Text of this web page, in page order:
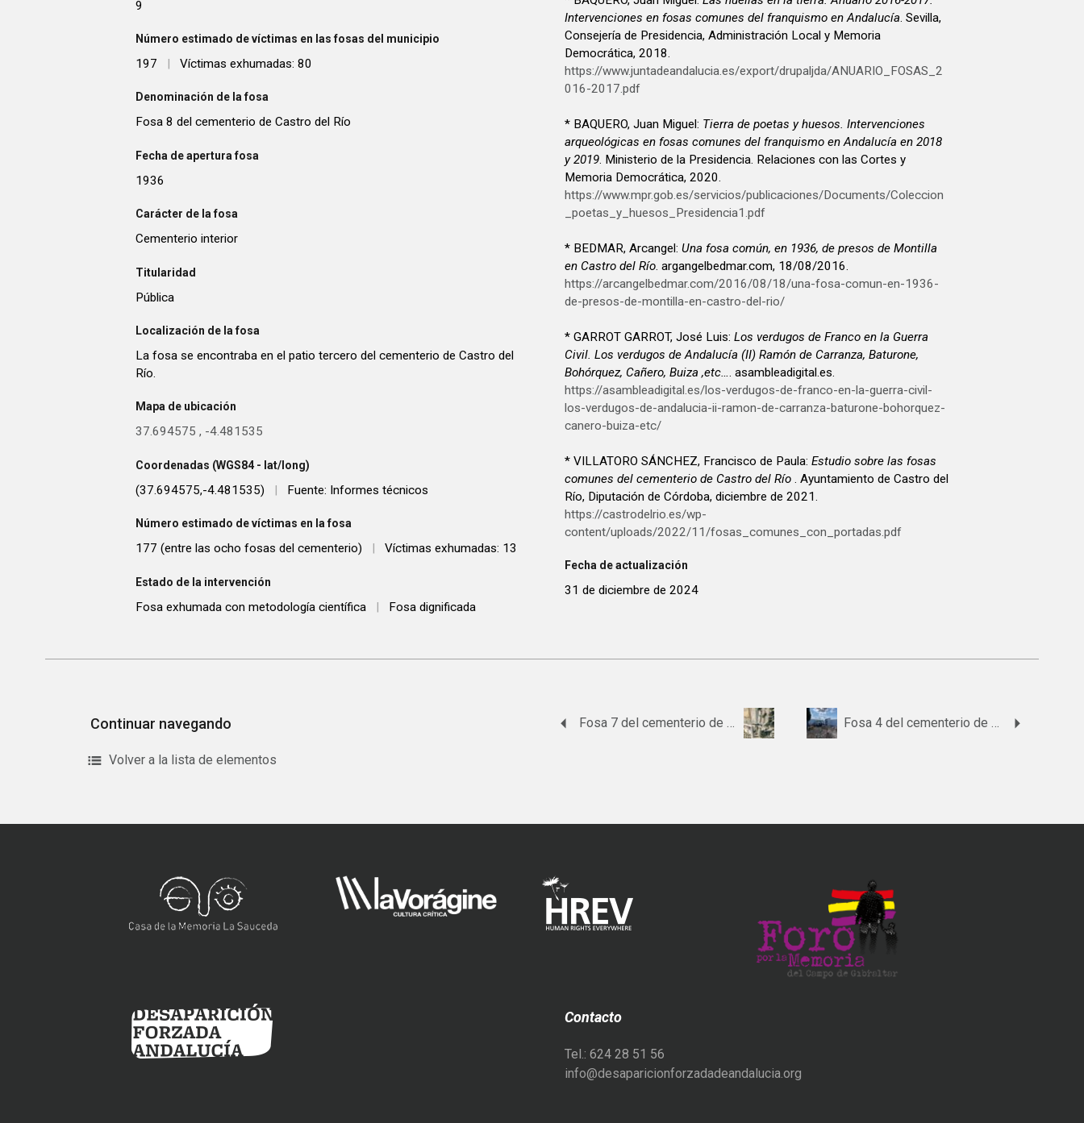
9
Número estimado de víctimas en las fosas del municipio
197 | Víctimas exhumadas: 80
Denominación de la fosa
Fosa 8 del cementerio de Castro del Río
Fecha de apertura fosa
1936
Carácter de la fosa
Cementerio interior
Titularidad
Pública
Localización de la fosa
La fosa se encontraba en el patio tercero del cementerio de Castro del
Río.
Mapa de ubicación
37.694575 , -4.481535
Coordenadas (WGS84 - lat/long)
(37.694575,-4.481535) | Fuente: Informes técnicos
Número estimado de víctimas en la fosa
177 (entre las ocho fosas del cementerio) | Víctimas exhumadas: 13
Estado de la intervención
Fosa exhumada con metodología científica | Fosa dignificada
Intervenciones en fosas comunes del franquismo en Andalucía . Sevilla,
Consejería de Presidencia, Administración Local y Memoria
Democrática, 2018.
https://www.juntadeandalucia.es/export/drupaljda/ANUARIO_FOSAS_2
016-2017.pdf
* BAQUERO, Juan Miguel: Tierra de poetas y huesos. Intervenciones
arqueológicas en fosas comunes del franquismo en Andalucía en 2018
y 2019
Memoria Democrática, 2020.
https://www.mpr.gob.es/servicios/publicaciones/Documents/Coleccion
_poetas_y_huesos_Presidencia1.pdf
* BEDMAR, Arcangel: Una fosa común, en 1936, de presos de Montilla
en Castro del Río . argangelbedmar.com, 18/08/2016.
https://arcangelbedmar.com/2016/08/18/una-fosa-comun-en-1936-
de-presos-de-montilla-en-castro-del-rio/
* GARROT GARROT, José Luis: Los verdugos de Franco en la Guerra
Civil. Los verdugos de Andalucía (II) Ramón de Carranza, Baturone,
Bohórquez, Cañero, Buiza ,etc…
. asambleadigital.es.
https://asambleadigital.es/los-verdugos-de-franco-en-la-guerra-civil-
los-verdugos-de-andalucia-ii-ramon-de-carranza-baturone-bohorquez-
canero-buiza-etc/
* VILLATORO SÁNCHEZ, Francisco de Paula: Estudio sobre las fosas
comunes del cementerio de Castro del Río
. Ayuntamiento de Castro del
Río, Diputación de Córdoba, diciembre de 2021.
https://castrodelrio.es/wp-
content/uploads/2022/11/fosas_comunes_con_portadas.pdf
Fecha de actualización
31 de diciembre de 2024
Continuar navegando Fosa 7 del cementerio de Castro del Río Fosa 4 del cementerio de Salar
Volver a la lista de elementos
Contacto
Tel.: 624 28 51 56
info@desaparicionforzadadeandalucia.org